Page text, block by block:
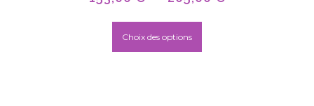
Choix des options